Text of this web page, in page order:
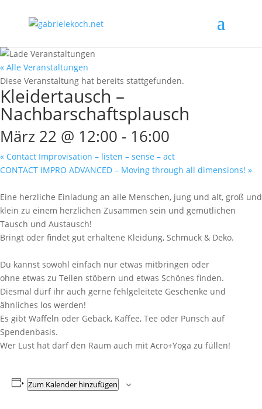
« Alle Veranstaltungen
Diese Veranstaltung hat bereits stattgefunden.
Kleidertausch –
Nachbarschaftsplausch
März 22 @ 12:00 - 16:00
« Contact Improvisation – listen – sense – act
CONTACT IMPRO ADVANCED – Moving through all dimensions! »
Eine herzliche Einladung an alle Menschen, jung und alt, groß und
klein zu einem herzlichen Zusammen sein und gemütlichen
Tausch und Austausch!
Bringt oder findet gut erhaltene Kleidung, Schmuck & Deko.
Du kannst sowohl einfach nur etwas mitbringen oder
ohne etwas zu Teilen stöbern und etwas Schönes finden.
Diesmal dürf ihr auch gerne fehlgeleitete Geschenke und
ähnliches los werden!
Es gibt Waffeln oder Gebäck, Kaffee, Tee oder Punsch auf
Spendenbasis.
Wer Lust hat darf den Raum auch mit Acro+Yoga zu füllen!
Zum Kalender hinzufügen